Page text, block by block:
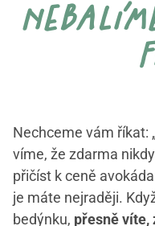
Nechceme vám říkat:
víme, že zdarma
přičíst k ceně
je máte nejraději.
bedýnku, přesně víte,